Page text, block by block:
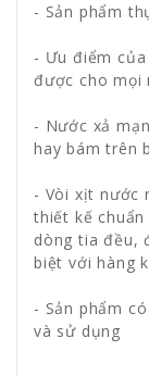
- Sản phẩm
- Ưu điểm
được cho mọi
- Nước xả
hay bám trên
- Vòi xịt nước
thiết kế
dòng tia đều,
biệt với hàng
- Sản phẩm
và sử dụng